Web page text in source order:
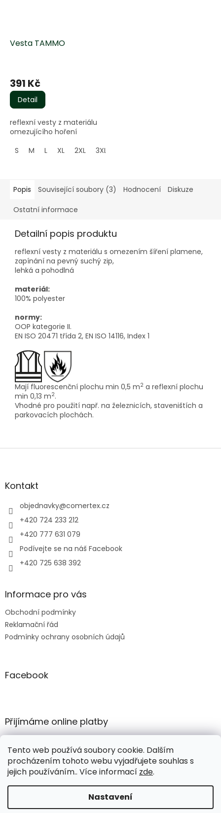
Tento web používá soubory cookie. Dalším
procházením tohoto webu vyjadřujete souhlas s
jejich používáním.. Více informací zde.
Nastavení
Vesta TAMMO
391 Kč
Detail
reflexní vesty z materiálu
omezujícího hoření
S
M L XL 2XL 3XL
Popis Související soubory (3) Hodnocení Diskuze
Ostatní informace
Detailní popis produktu
reflexní vesty z materiálu s omezením šíření plamene,
zapínání na pevný suchý zip,
lehká a pohodlná
materiál:
100% polyester
normy:
OOP kategorie II.
EN ISO 20471 třída 2, EN ISO 14116, Index 1
Mají fluorescenční plochu min 0,5 m2 a reflexní plochu
min 0,13 m2.
Vhodné pro použití např. na železnicích, staveništích a
parkovacích plochách.
Z
aKontakt
objednavky@comertex.cz
+420 724 233 212
+420 777 631 079
Podívejte se na náš Facebook
+420 725 638 392
Informace pro vás
Obchodní podmínky
Reklamační řád
Podmínky ochrany osobních údajů
Facebook
Přijímáme online platby